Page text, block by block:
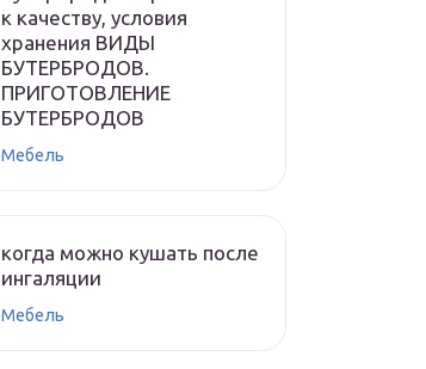
к качеству, условия
хранения ВИДЫ
БУТЕРБРОДОВ.
ПРИГОТОВЛЕНИЕ
БУТЕРБРОДОВ
Мебель
когда можно кушать после
ингаляции
Мебель